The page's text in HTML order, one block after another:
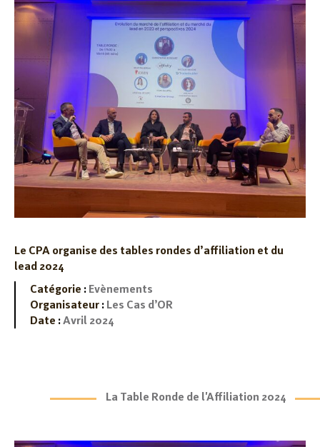
Le CPA organise des tables rondes d’affiliation et du
lead 2024
Catégorie : Evènements
Organisateur : Les Cas d’OR
Date :Avril 2024
La Table Ronde de l'Affiliation 2024